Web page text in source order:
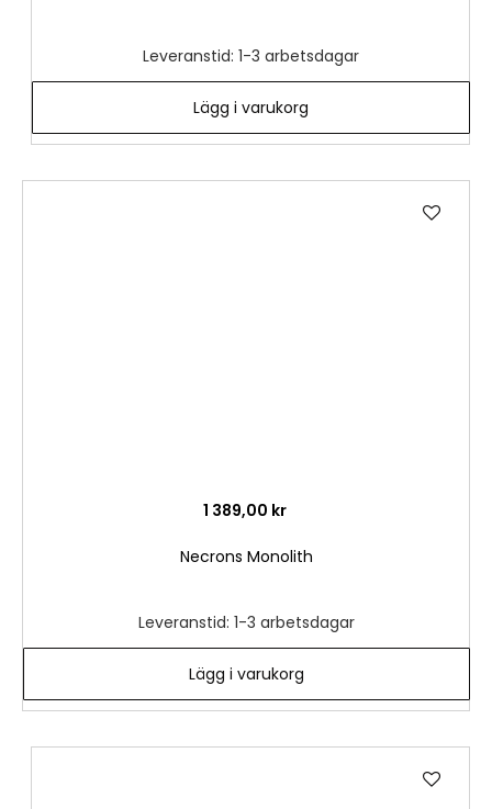
Leveranstid: 1-3 arbetsdagar
Lägg i varukorg
1 389,00 kr
Necrons Monolith
Leveranstid: 1-3 arbetsdagar
Lägg i varukorg